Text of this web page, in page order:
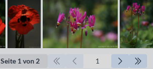
Seite 1 von 2